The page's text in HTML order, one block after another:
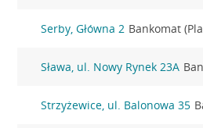
Serby, Główna 2 Bankomat
Sława, ul. Nowy Rynek 23A
Strzyżewice, ul. Balonowa 35